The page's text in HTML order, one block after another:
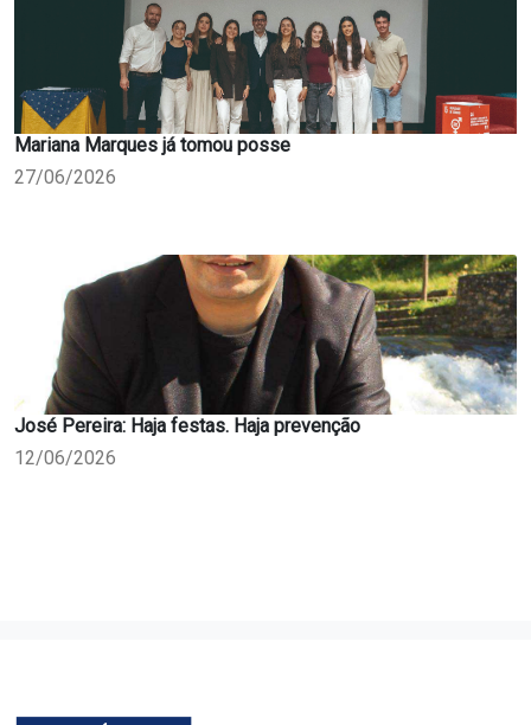
Mariana Marques já tomou posse
27/06/2026
José Pereira: Haja festas. Haja prevenção
12/06/2026